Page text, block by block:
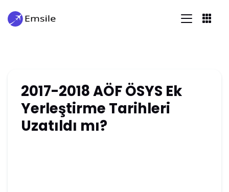
2017-2018 AÖF ÖSYS Ek
Yerleştirme Tarihleri
Uzatıldı mı?